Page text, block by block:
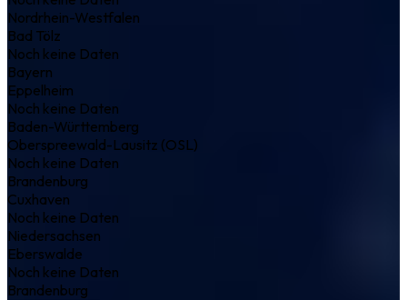
Nordrhein-Westfalen
Bad Tölz
Noch keine Daten
Bayern
Eppelheim
Noch keine Daten
Baden-Württemberg
Oberspreewald-Lausitz (OSL)
Noch keine Daten
Brandenburg
Cuxhaven
Noch keine Daten
Niedersachsen
Eberswalde
Noch keine Daten
Brandenburg